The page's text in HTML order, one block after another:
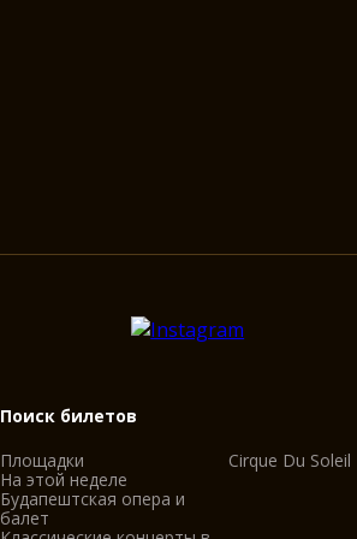
Поиск билетов
Площадки
На этой неделе
Будапештская опера и
балет
Cirque Du Soleil